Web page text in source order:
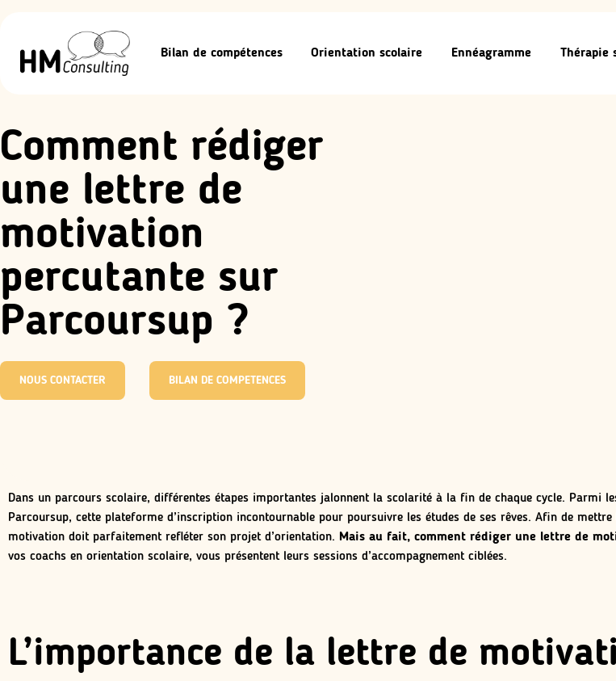
Bilan de compétences Orientation scolaire Ennéagramme Thérapie
Comment rédiger
une lettre de
motivation
percutante sur
Parcoursup ?
NOUS CONTACTER BILAN DE COMPETENCES
Dans un parcours scolaire, différentes étapes importantes jalonnent la scolarité à la fin de chaque cycle. Parmi
Parcoursup, cette plateforme d’inscription incontournable pour poursuivre les études de ses rêves. Afin de
motivation doit parfaitement refléter son projet d’orientation. Mais au fait, comment rédiger une lettre de
vos coachs en orientation scolaire, vous présentent leurs sessions d’accompagnement ciblées.
L’importance de la lettre de